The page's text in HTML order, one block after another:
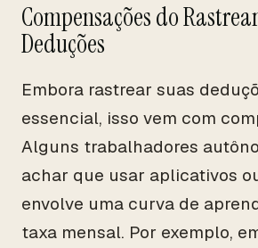
Compensações do
Deduções
Embora rastrear suas
essencial, isso vem com
Alguns trabalhadores
achar que usar aplicativos
envolve uma curva de
taxa mensal. Por exemplo,